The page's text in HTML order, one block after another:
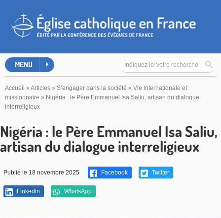
MENU
Accueil » Articles » S’engager dans la société » Vie internationale et
missionnaire » Nigéria : le Père Emmanuel Isa Saliu, artisan du dialogue
interreligieux
Nigéria : le Père Emmanuel Isa Saliu,
artisan du dialogue interreligieux
Publié le 18 novembre 2025 Facebook Twitter
Linkedin WhatsApp